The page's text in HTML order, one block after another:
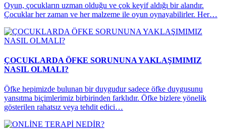
Oyun, çocukların uzman olduğu ve çok keyif aldığı bir alandır.
Çocuklar her zaman ve her malzeme ile oyun oynayabilirler. Her…
ÇOCUKLARDA ÖFKE SORUNUNA YAKLAŞIMIMIZ
NASIL OLMALI?
Öfke hepimizde bulunan bir duygudur sadece öfke duygusunu
yansıtma biçimlerimiz birbirinden farklıdır. Öfke bizlere yönelik
gösterilen rahatsız veya tehdit edici…